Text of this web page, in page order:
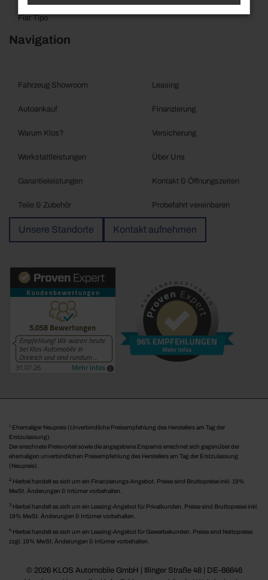
Fiat Tipo
Navigation
Fahrzeug Showroom
Autoankauf
Warum Klos?
Werkstattleistungen
Garantieleistungen
Teile & Zubehör
Leasing
Finanzierung
Versicherung
Über Uns
Kontakt & Öffnungszeiten
Probefahrt vereinbaren
Unsere Standorte Kontakt aufnehmen
1 Ehemaliger Neupreis (Unverbindliche Preisempfehlung des Herstellers am Tag der
Erstzulassung).
Der errechnete Preisvorteil sowie die angegebene Ersparnis errechnet sich gegenüber der
ehemaligen unverbindlichen Preisempfehlung des Herstellers am Tag der Erstzulassung
(Neupreis).
2 Hierbei handelt es sich um ein Finanzierungs-Angebot. Preise sind Bruttopreise inkl. 19%
MwSt. Änderungen & Irrtümer vorbehalten.
3 Hierbei handelt es sich um ein Leasing-Angebot für Privatkunden. Preise sind Bruttopreise inkl.
19% MwSt. Änderungen & Irrtümer vorbehalten.
4 Hierbei handelt es sich um ein Leasing-Angebot für Gewerbekunden. Preise sind Nettopreise
zzgl. 19% MwSt. Änderungen & Irrtümer vorbehalten.
© 2026 KLOS Automobile GmbH | Illinger Straße 48 | DE-66646